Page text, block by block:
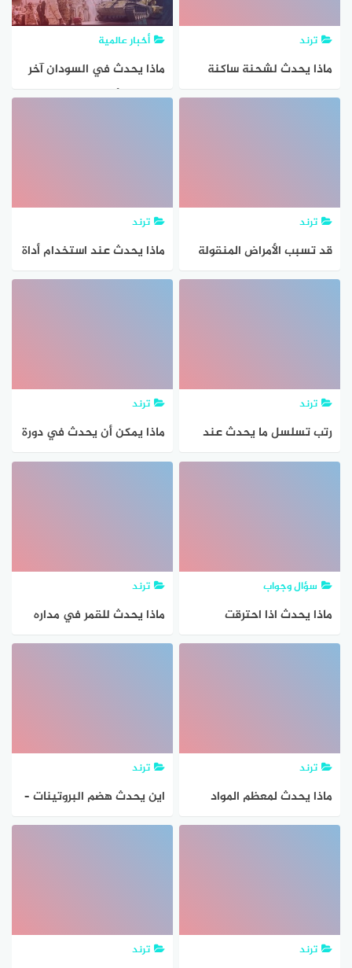
ترند
ماذا يحدث لشحنة ساكنة
وضعت في مجال مغناطيسي
أخبار عالمية
ماذا يحدث في السودان آخر
تطورات الأحداث في
ترند
قد تسبب الأمراض المنقولة
جنسيا اصابة الجهاز
ظهور الندوي ما الذي قد
يحدث البويضة اذا دخلت اذا
دخلت إحدى الندوب
ترند
ماذا يحدث عند استخدام أداة
التعبئة التلقائية بشكل
ترند
رتب تسلسل ما يحدث عند
دخول الضوء إلى العين
ترند
ماذا يمكن أن يحدث في دورة
الصخر
سؤال وجواب
ماذا يحدث اذا احترقت
الجامعة
ترند
ماذا يحدث للقمر في مداره
حول الارض
ترند
ماذا يحدث لمعظم المواد
عندما يتم تسخينها ؟مطلوب
ترند
اين يحدث هضم البروتينات –
موقع جاوبني
ترند ترند